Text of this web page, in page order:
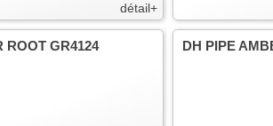
détail+
ROOT GR4124 DH PIPE